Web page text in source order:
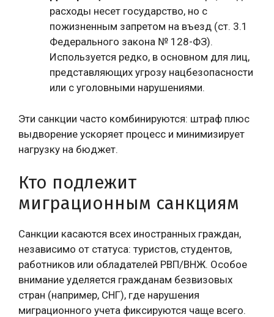
расходы несет государство, но с
пожизненным запретом на въезд (ст. 3.1
Федерального закона № 128-ФЗ).
Используется редко, в основном для лиц,
представляющих угрозу нацбезопасности
или с уголовными нарушениями.
Эти санкции часто комбинируются: штраф плюс
выдворение ускоряет процесс и минимизирует
нагрузку на бюджет.
Кто подлежит
миграционным санкциям
Санкции касаются всех иностранных граждан,
независимо от статуса: туристов, студентов,
работников или обладателей РВП/ВНЖ. Особое
внимание уделяется гражданам безвизовых
стран (например, СНГ), где нарушения
миграционного учета фиксируются чаще всего.